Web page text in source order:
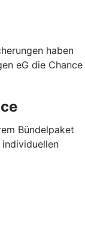
haben
eG die Chance
Bündelpaket